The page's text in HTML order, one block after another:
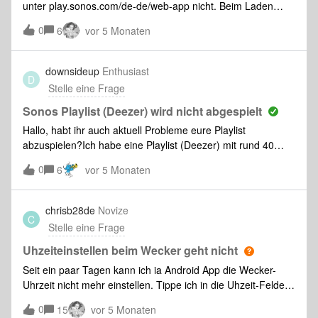
unter play.sonos.com/de-de/web-app nicht. Beim Laden
scheint “Leider ist ein Fehler aufgetreten. Versuche, diese
Seite erneut zu laden oder versuche es später noch
einmal.”Login über die App funktioniert. Wer kann helfen?
0 6 vor 5 Monaten
D
downsideup Enthusiast
Stelle eine Frage
Sonos Playlist (Deezer) wird nicht abgespielt
Hallo, habt ihr auch aktuell Probleme eure Playlist
abzuspielen?Ich habe eine Playlist (Deezer) mit rund 40
Titeln die ich auf keinem meiner Lautsprecher abspielen
kann…von der IOS App.Auf meinem Windows 11 mit der
Sonos PC App kann ich die selbe Playlist problemlos
spielen, nur von keinem IOS Device mehr.Gibt es hier mit
der App für IOS ein aktuelles Problem?Nutze S2 - App wie
auch FW der Lautsprecher auf aktuellem Stand.
0 6 vor 5 Monaten
C
chrisb28de Novize
Stelle eine Frage
Uhzeiteinstellen beim Wecker geht nicht
Seit ein paar Tagen kann ich ia Android App die Wecker-
Uhrzeit nicht mehr einstellen. Tippe ich in die Uhzeit-Felder
poppt kurz die Tastatur hoch und ist dann wieder weg.Habe
die App beteits zurückgestzt.wie kann ich das wieder
0 15 vor 5 Monaten